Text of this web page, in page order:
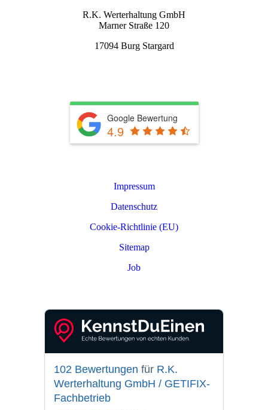
R.K. Werterhaltung GmbH
Marner Straße 120
17094 Burg Stargard
Google Bewertung
4.9
Impressum
Datenschutz
Cookie-Richtlinie (EU)
Sitemap
Job
102 Bewertungen für R.K.
Werterhaltung GmbH / GETIFIX-
Fachbetrieb